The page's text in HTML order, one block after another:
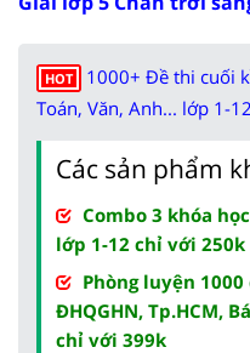
HOT
1000+ Đề thi cuối
Toán, Văn, Anh... lớp 1-
Các sản phẩm
Combo 3 khóa
lớp 1-12 chỉ với 250k
Phòng luyện
ĐHQGHN, Tp.HCM,
chỉ với 399k